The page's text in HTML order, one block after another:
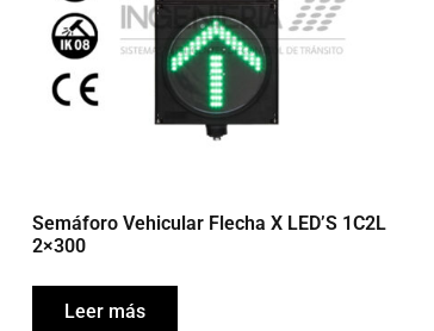
Semáforo Vehicular Flecha X LED’S 1C2L
2×300
Leer más